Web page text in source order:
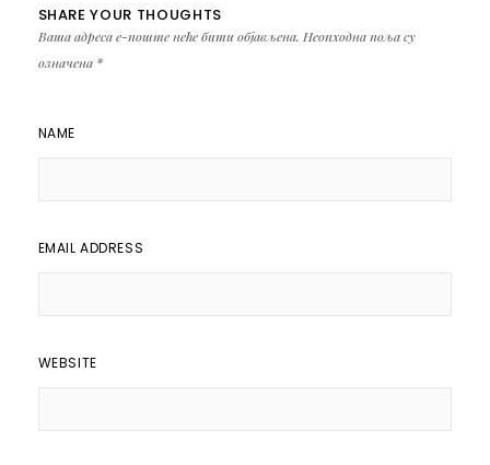
SHARE YOUR THOUGHTS
Ваша адреса е-поште неће бити објављена. Неопходна поља су
означена *
NAME
EMAIL ADDRESS
WEBSITE